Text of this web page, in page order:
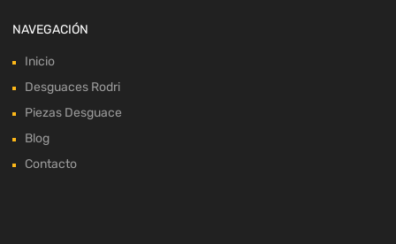
NAVEGACIÓN
Inicio
Desguaces Rodri
Piezas Desguace
Blog
Contacto